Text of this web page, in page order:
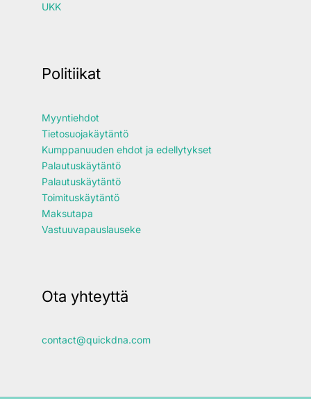
UKK
Politiikat
Myyntiehdot
Tietosuojakäytäntö
Kumppanuuden ehdot ja edellytykset
Palautuskäytäntö
Palautuskäytäntö
Toimituskäytäntö
Maksutapa
Vastuuvapauslauseke
Ota yhteyttä
contact@quickdna.com